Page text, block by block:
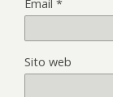
Email *
Sito web